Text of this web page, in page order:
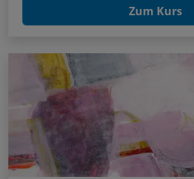
Zum Kurs